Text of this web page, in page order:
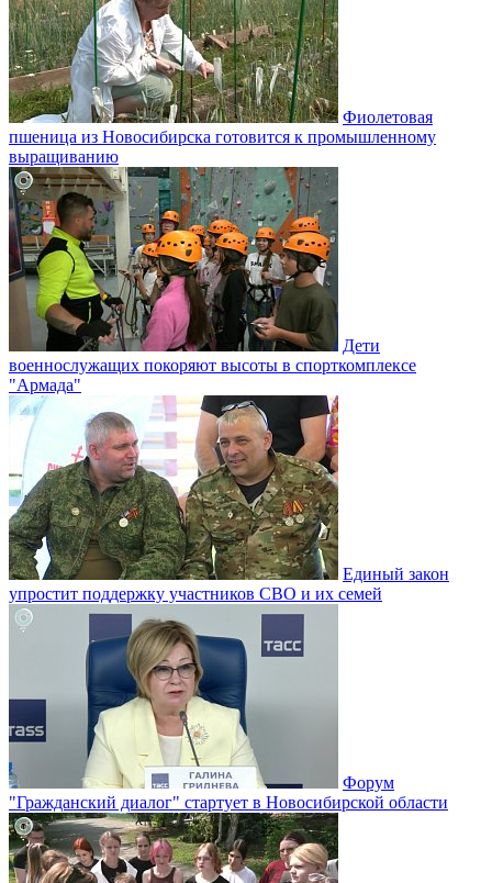
Фиолетовая
пшеница из Новосибирска готовится к промышленному
выращиванию
Дети
военнослужащих покоряют высоты в спорткомплексе
"Армада"
Единый закон
упростит поддержку участников СВО и их семей
Форум
"Гражданский диалог" стартует в Новосибирской области